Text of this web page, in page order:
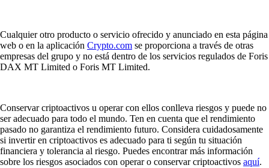
Cualquier otro producto o servicio ofrecido y anunciado en esta página
web o en la aplicación Crypto.com se proporciona a través de otras
empresas del grupo y no está dentro de los servicios regulados de Foris
DAX MT Limited o Foris MT Limited.
Conservar criptoactivos u operar con ellos conlleva riesgos y puede no
ser adecuado para todo el mundo. Ten en cuenta que el rendimiento
pasado no garantiza el rendimiento futuro. Considera cuidadosamente
si invertir en criptoactivos es adecuado para ti según tu situación
financiera y tolerancia al riesgo. Puedes encontrar más información
sobre los riesgos asociados con operar o conservar criptoactivos aquí.